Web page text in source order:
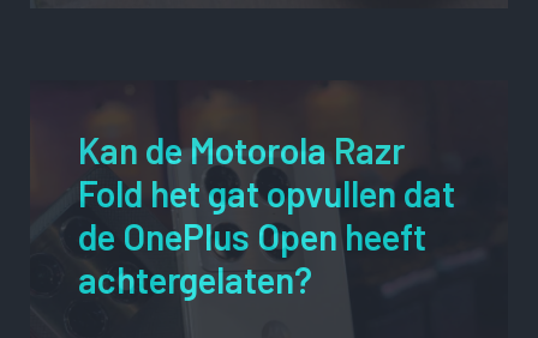
Kan de Motorola Razr
Fold het gat opvullen dat
de OnePlus Open heeft
achtergelaten?